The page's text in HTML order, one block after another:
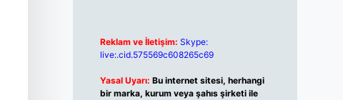
Reklam ve İletişim: Skype:
live:.cid.575569c608265c69
Yasal Uyarı: Bu internet sitesi, herhangi
bir marka, kurum veya şahıs şirketi ile